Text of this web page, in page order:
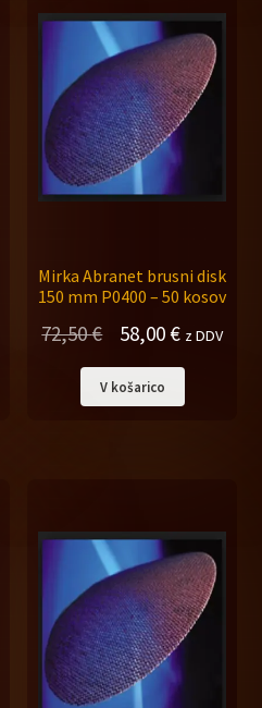
Mirka Abranet brusni disk
150 mm P0400 – 50 kosov
72,50€
Izvirna
cena
je
58,00 €Trenutna
cena
je:
z DDV
V košarico